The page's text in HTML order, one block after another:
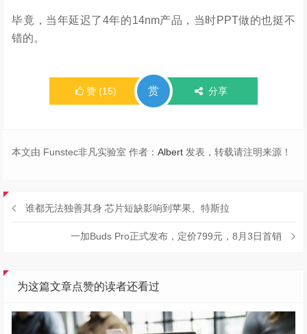
毕竟，当年延迟了4年的14nm产品，当时PPT做的也挺不
错的。
赞 (15) 赏 分享
本文由 Funstec非凡实验室 作者：Albert 发表，转载请注明来源！
谁都无法独善其身 芯片短缺影响到苹果、特斯拉
一加Buds Pro正式发布，定价799元，8月3日首销
为这篇文章点赞的读者还看过